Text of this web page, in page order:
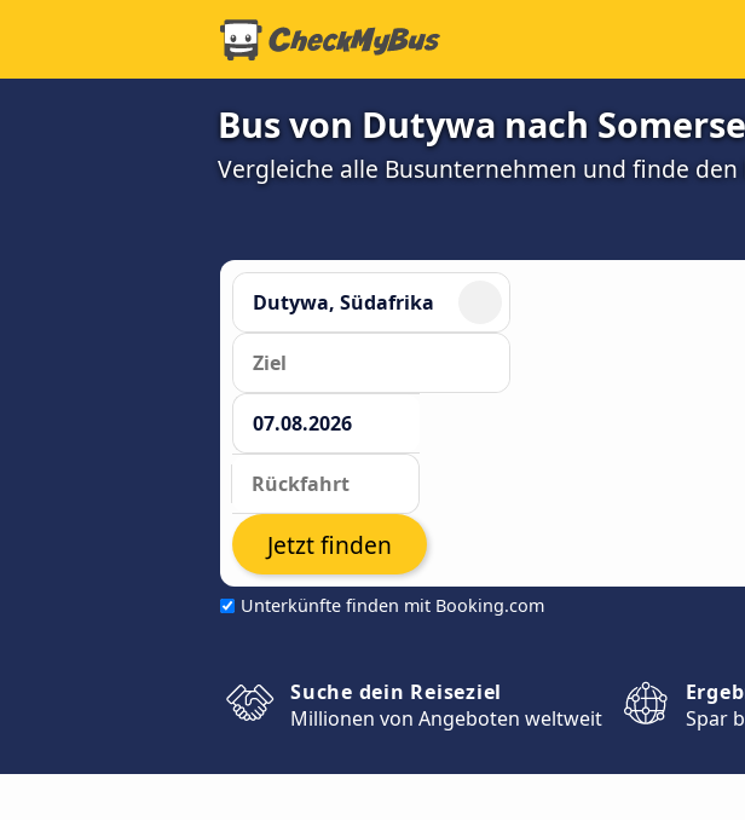
Bus von Dutywa nach
Vergleiche alle Busunternehmen und finde den
Unterkünfte finden mit Booking.com
Jetzt finden
Suche dein Reiseziel
Millionen von Angeboten weltweit
Spar